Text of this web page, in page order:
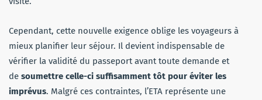
Cependant, cette nouvelle exigence oblige les voyageurs à
mieux planifier leur séjour. Il devient indispensable de
vérifier la validité du passeport avant toute demande et
de soumettre celle-ci suffisamment tôt pour éviter les
imprévus. Malgré ces contraintes, l’ETA représente une